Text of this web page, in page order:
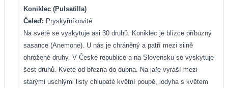
Koniklec (Pulsatilla)
Čeleď: Pryskyřníkovité
Na světě se vyskytuje asi 30 druhů. Koniklec je blízce příbuzný
sasance (Anemone). U nás je chráněný a patří mezi silně
ohrožené druhy. V České republice a na Slovensku se vyskytuje
šest druhů. Kvete od března do dubna. Na jaře vyraší mezi
starými uschlými listy chlupaté květní poupě, lodyha s květem